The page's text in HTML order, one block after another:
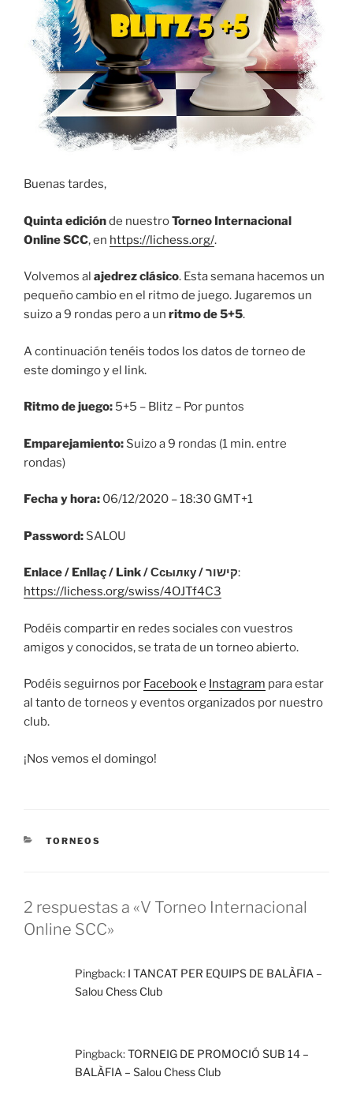
Buenas tardes,
Quinta ediciónde nuestroTorneo Internacional
Online SCC, en https://lichess.org/.
Volvemos al ajedrez clásico. Esta semana hacemos un
pequeño cambio en el ritmo de juego. Jugaremos un
suizo a 9 rondas pero a un ritmo de 5+5.
A continuación tenéis todos los datos de torneo de
este domingo y el link.
Ritmo de juego: 5+5 – Blitz – Por puntos
Emparejamiento: Suizo a 9 rondas (1 min. entre
rondas)
Fecha y hora: 06/12/2020 – 18:30 GMT+1
Password: SALOU
Enlace / Enllaç / Link / Ссылку / קישור:
https://lichess.org/swiss/4OJTf4C3
Podéis compartir en redes sociales con vuestros
amigos y conocidos, se trata de un torneo abierto.
Podéis seguirnos por Facebooke Instagram para estar
al tanto de torneos y eventos organizados por nuestro
club.
¡Nos vemos el domingo!
CATEGORÍAS
TORNEOS
2 respuestas a «V Torneo Internacional
Online SCC»
Pingback: I TANCAT PER EQUIPS DE BALÀFIA –
Salou Chess Club
Pingback:TORNEIG DE PROMOCIÓ SUB 14 –
BALÀFIA – Salou Chess Club